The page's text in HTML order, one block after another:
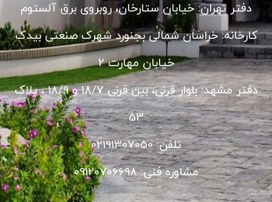
دفتر تهران: خیابان ستارخان، روبروی برق آلستوم
کارخانه: خراسان شمالی بجنورد شهرک صنعتی بیدک
خیابان مهارت 2
دفتر مشهد: بلوار قرنی، بین قرنی 18/7 و 18/9 ، پلاک
53
تلفن: 02191307050
مشاوره فنی: 09120706698